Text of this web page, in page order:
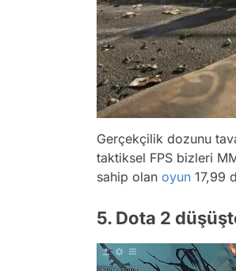
Gerçekçilik dozunu
taktiksel FPS bizleri
sahip olan oyun 17,99
5. Dota 2